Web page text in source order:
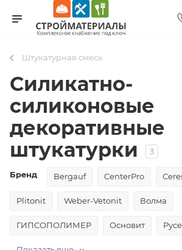
Штукатурная смесь
Силикатно-
силиконовые
декоративные
штукатурки
3
Бренд Bergauf CenterPro
Plitonit Weber-Vetonit Волма
ГИПСОПОЛИМЕР Основит